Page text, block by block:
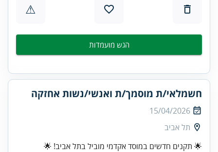
⚠
הגש מועמדות
חשמלאי/ת מוסמך/ת ואנשי/נשות אחזקה
15/04/2026
תל אביב